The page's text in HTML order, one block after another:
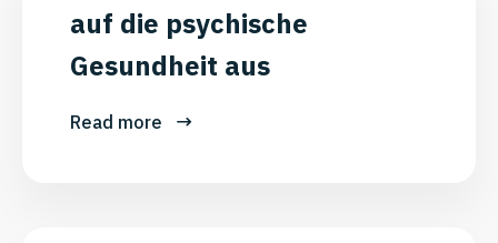
auf die psychische
Gesundheit aus
Read more